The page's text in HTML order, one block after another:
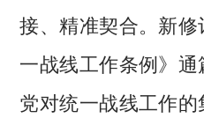
接、精准契合。新
一战线工作条例》
党对统一战线工作